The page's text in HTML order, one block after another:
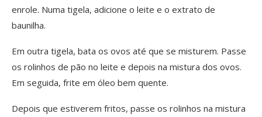
enrole. Numa tigela, adicione o leite e o extrato de
baunilha.
Em outra tigela, bata os ovos até que se misturem. Passe
os rolinhos de pão no leite e depois na mistura dos ovos.
Em seguida, frite em óleo bem quente.
Depois que estiverem fritos, passe os rolinhos na mistura